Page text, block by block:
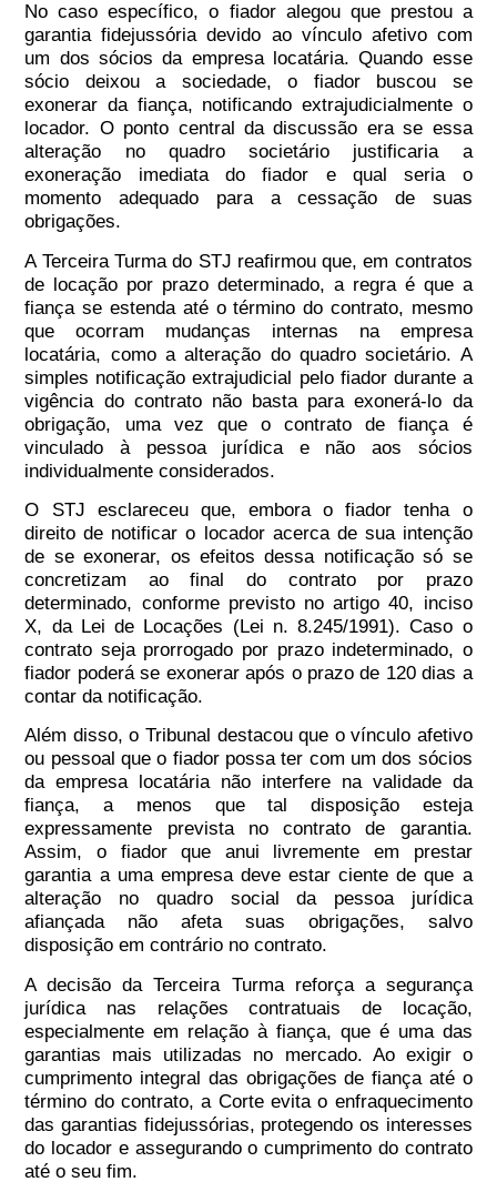
No caso específico, o fiador alegou que prestou a
garantia fidejussória devido ao vínculo afetivo com
um dos sócios da empresa locatária. Quando esse
sócio deixou a sociedade, o fiador buscou se
exonerar da fiança, notificando extrajudicialmente o
locador. O ponto central da discussão era se essa
alteração no quadro societário justificaria a
exoneração imediata do fiador e qual seria o
momento adequado para a cessação de suas
obrigações.
A Terceira Turma do STJ reafirmou que, em contratos
de locação por prazo determinado, a regra é que a
fiança se estenda até o término do contrato, mesmo
que ocorram mudanças internas na empresa
locatária, como a alteração do quadro societário. A
simples notificação extrajudicial pelo fiador durante a
vigência do contrato não basta para exonerá-lo da
obrigação, uma vez que o contrato de fiança é
vinculado à pessoa jurídica e não aos sócios
individualmente considerados.
O STJ esclareceu que, embora o fiador tenha o
direito de notificar o locador acerca de sua intenção
de se exonerar, os efeitos dessa notificação só se
concretizam ao final do contrato por prazo
determinado, conforme previsto no artigo 40, inciso
X, da Lei de Locações (Lei n. 8.245/1991). Caso o
contrato seja prorrogado por prazo indeterminado, o
fiador poderá se exonerar após o prazo de 120 dias a
contar da notificação.
Além disso, o Tribunal destacou que o vínculo afetivo
ou pessoal que o fiador possa ter com um dos sócios
da empresa locatária não interfere na validade da
fiança, a menos que tal disposição esteja
expressamente prevista no contrato de garantia.
Assim, o fiador que anui livremente em prestar
garantia a uma empresa deve estar ciente de que a
alteração no quadro social da pessoa jurídica
afiançada não afeta suas obrigações, salvo
disposição em contrário no contrato.
A decisão da Terceira Turma reforça a segurança
jurídica nas relações contratuais de locação,
especialmente em relação à fiança, que é uma das
garantias mais utilizadas no mercado. Ao exigir o
cumprimento integral das obrigações de fiança até o
término do contrato, a Corte evita o enfraquecimento
das garantias fidejussórias, protegendo os interesses
do locador e assegurando o cumprimento do contrato
até o seu fim.